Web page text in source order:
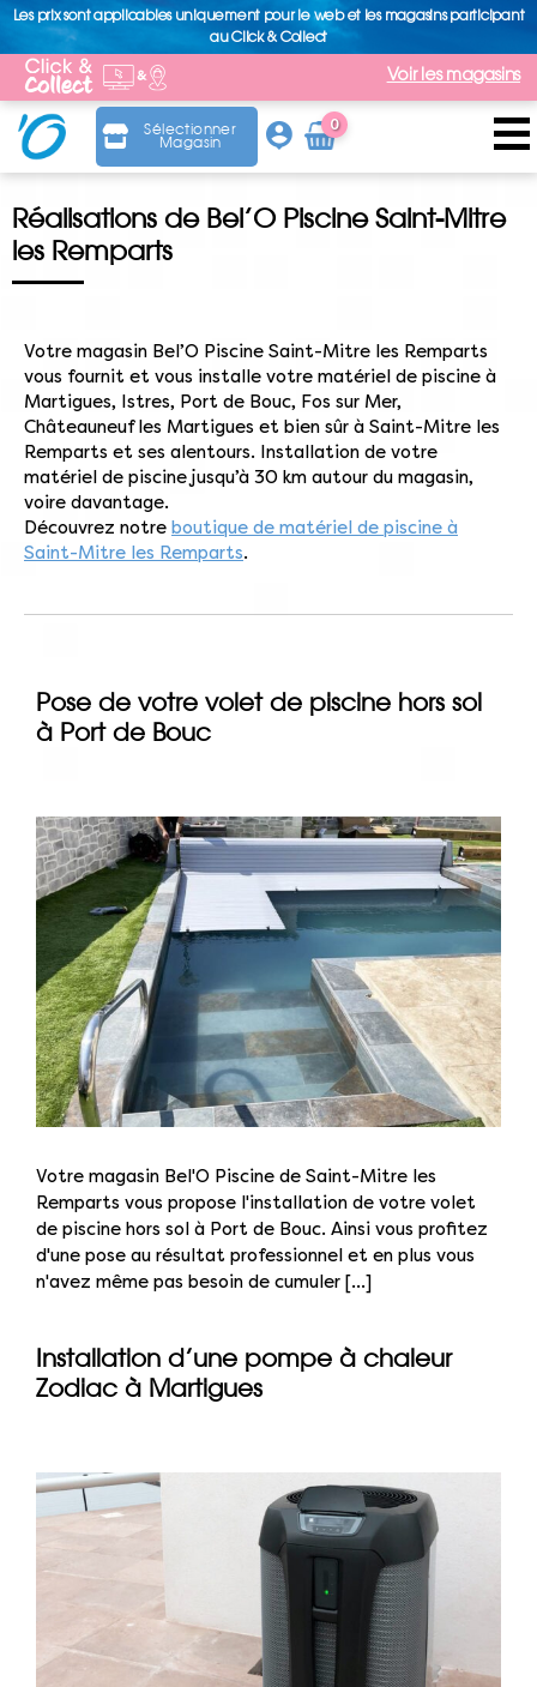
Les prix sont applicables uniquement pour le web et les magasins participant
au Click & Collect
Voir les magasins
Sélectionner
Magasin
0
Arti
cle
Réalisations de Bel’O Piscine Saint-Mitre
les Remparts
Votre magasin Bel’O Piscine Saint-Mitre les Remparts
vous fournit et vous installe votre matériel de piscine à
Martigues, Istres, Port de Bouc, Fos sur Mer,
Châteauneuf les Martigues et bien sûr à Saint-Mitre les
Remparts et ses alentours. Installation de votre
matériel de piscine jusqu’à 30 km autour du magasin,
voire davantage.
Découvrez notre boutique de matériel de piscine à
Saint-Mitre les Remparts.
Pose de votre volet de piscine hors sol
à Port de Bouc
Votre magasin Bel'O Piscine de Saint-Mitre les
Remparts vous propose l'installation de votre volet
de piscine hors sol à Port de Bouc. Ainsi vous profitez
d'une pose au résultat professionnel et en plus vous
n'avez même pas besoin de cumuler [...]
Installation d’une pompe à chaleur
Zodiac à Martigues